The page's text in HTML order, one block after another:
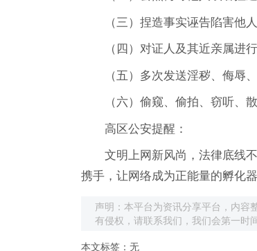
（三）捏造事实诬告陷害他
（四）对证人及其近亲属进
（五）多次发送淫秽、侮辱
（六）偷窥、偷拍、窃听、
高区公安提醒：
文明上网新风尚，法律底线
携手，让网络成为正能量的孵化器
声明：本平台为资讯分享平台，内容
有侵权，请联系我们，我们会第一时
本文标签：无